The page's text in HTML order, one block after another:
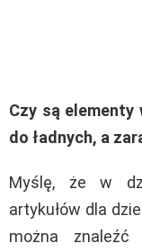
Czy są
do ładnych, a
Myślę, że w
artykułów dla
można